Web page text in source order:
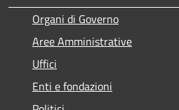
Organi di Governo
Aree Amministrative
Uffici
Enti e fondazioni